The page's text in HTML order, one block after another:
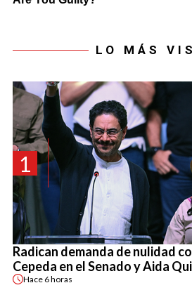
LO MÁS
1
Radican demanda de nulidad
Cepeda en el Senado y Aida
Hace 6 horas